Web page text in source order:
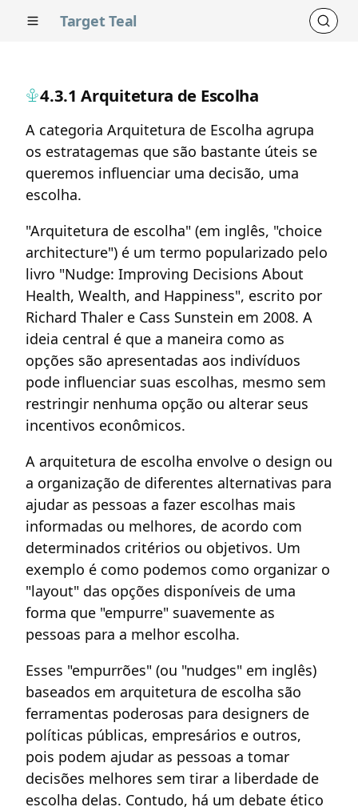
Target Teal
4.3.1 Arquitetura de Escolha
A categoria Arquitetura de Escolha agrupa
os estratagemas que são bastante úteis se
queremos influenciar uma decisão, uma
escolha.
"Arquitetura de escolha" (em inglês, "choice
architecture") é um termo popularizado pelo
livro "Nudge: Improving Decisions About
Health, Wealth, and Happiness", escrito por
Richard Thaler e Cass Sunstein em 2008. A
ideia central é que a maneira como as
opções são apresentadas aos indivíduos
pode influenciar suas escolhas, mesmo sem
restringir nenhuma opção ou alterar seus
incentivos econômicos.
A arquitetura de escolha envolve o design ou
a organização de diferentes alternativas para
ajudar as pessoas a fazer escolhas mais
informadas ou melhores, de acordo com
determinados critérios ou objetivos. Um
exemplo é como podemos como organizar o
"layout" das opções disponíveis de uma
forma que "empurre" suavemente as
pessoas para a melhor escolha.
Esses "empurrões" (ou "nudges" em inglês)
baseados em arquitetura de escolha são
ferramentas poderosas para designers de
políticas públicas, empresários e outros,
pois podem ajudar as pessoas a tomar
decisões melhores sem tirar a liberdade de
escolha delas. Contudo, há um debate ético